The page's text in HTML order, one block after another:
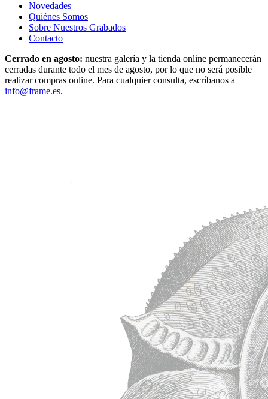
Novedades
Quiénes Somos
Sobre Nuestros Grabados
Contacto
Cerrado en agosto: nuestra galería y la tienda online permanecerán
cerradas durante todo el mes de agosto, por lo que no será posible
realizar compras online. Para cualquier consulta, escríbanos a
info@frame.es.